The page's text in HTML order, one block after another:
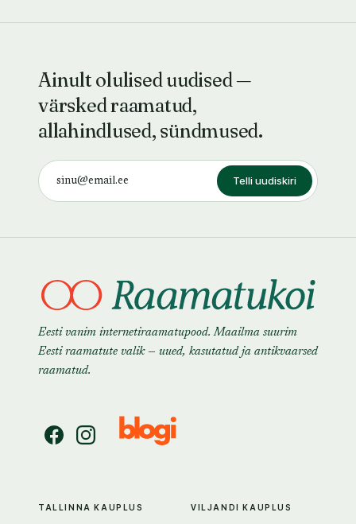
Ainult olulised uudised —
värsked raamatud,
allahindlused, sündmused.
Telli uudiskiri
Eesti vanim internetiraamatupood. Maailma suurim
Eesti raamatute valik — uued, kasutatud ja antikvaarsed
raamatud.
TALLINNA KAUPLUS VILJANDI KAUPLUS